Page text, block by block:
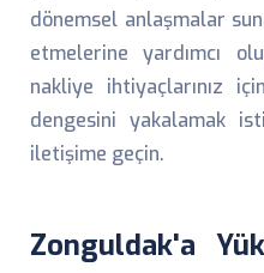
dönemsel anlaşmalar
etmelerine yardımcı
nakliye ihtiyaçlarınız
dengesini yakalamak
iletişime geçin.
Zonguldak'a